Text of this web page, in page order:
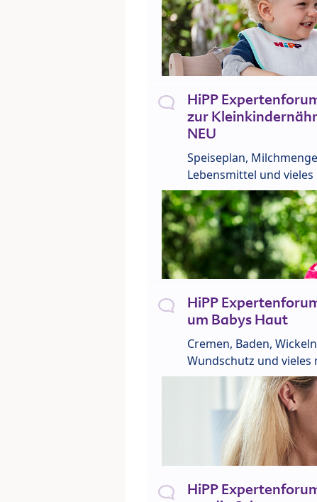
HiPP
zur
NEU
Speiseplan,
Lebensmittel und vieles
HiPP
um Babys Haut
Cremen, Baden,
Wundschutz und vieles
HiPP